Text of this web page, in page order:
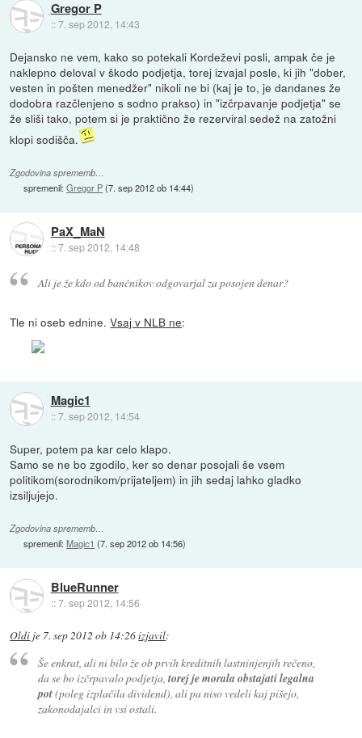
Gregor P
::7. sep 2012, 14:43
Dejansko ne vem, kako so potekali Kordeževi posli, ampak če je
naklepno deloval v škodo podjetja, torej izvajal posle, ki jih "dober,
vesten in pošten menedžer" nikoli ne bi (kaj je to, je dandanes že
dodobra razčlenjeno s sodno prakso) in "izčrpavanje podjetja" se
že sliši tako, potem si je praktično že rezerviral sedež na zatožni
klopi sodišča.
Zgodovina sprememb…
spremenil:Gregor P(7. sep 2012 ob 14:44)
PaX_MaN
::7. sep 2012, 14:48
Ali je že kdo od bančnikov odgovarjal za posojen denar?
Tle ni oseb ednine.Vsaj v NLB ne:
Magic1
::7. sep 2012, 14:54
Super, potem pa kar celo klapo.
Samo se ne bo zgodilo, ker so denar posojali še vsem
politikom(sorodnikom/prijateljem) in jih sedaj lahko gladko
izsiljujejo.
Zgodovina sprememb…
spremenil:Magic1 (7. sep 2012 ob 14:56)
BlueRunner
::7. sep 2012, 14:56
Oldi je 7. sep 2012 ob 14:26izjavil:
Še enkrat, ali ni bilo že ob prvih kreditnih lastninjenjih rečeno,
da se bo izčrpavalo podjetja, torej je morala obstajati legalna
pot(poleg izplačila dividend), ali pa niso vedeli kaj pišejo,
zakonodajalci in vsi ostali.